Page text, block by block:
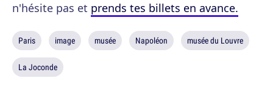
n'hésite pas et prends tes billets en avance.
Paris image musée Napoléon musée du Louvre
La Joconde